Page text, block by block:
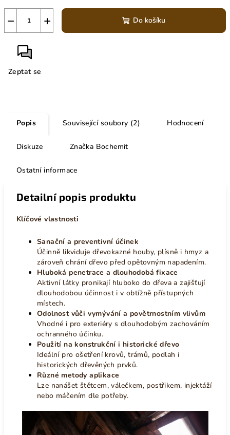
+
− Do košíku
Zeptat se
Popis Související soubory (2) Hodnocení
Diskuze Značka Bochemit
Ostatní informace
Detailní popis produktu
Klíčové vlastnosti
Sanační a preventivní účinek
Účinně likviduje dřevokazné houby, plísně i hmyz a
zároveň chrání dřevo před opětovným napadením.
Hluboká penetrace a dlouhodobá fixace
Aktivní látky pronikají hluboko do dřeva a zajišťují
dlouhodobou účinnost i v obtížně přístupných
místech.
Odolnost vůči vymývání a povětrnostním vlivům
Vhodné i pro exteriéry s dlouhodobým zachováním
ochranného účinku.
Použití na konstrukční i historické dřevo
Ideální pro ošetření krovů, trámů, podlah i
historických dřevěných prvků.
Různé metody aplikace
Lze nanášet štětcem, válečkem, postřikem, injektáží
nebo máčením dle potřeby.